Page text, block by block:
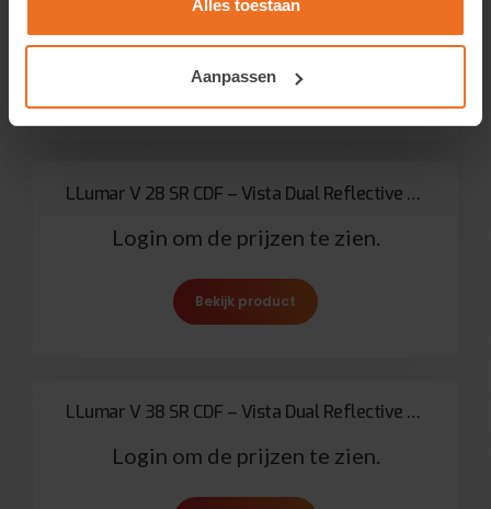
Alles toestaan
Aanpassen
Login om de prijzen te zien.
Bekijk product
LLumar V 28 SR CDF – Vista Dual Reflective Medium Neutral
Login om de prijzen te zien.
Bekijk product
LLumar V 38 SR CDF – Vista Dual Reflective Light Neutral
Login om de prijzen te zien.